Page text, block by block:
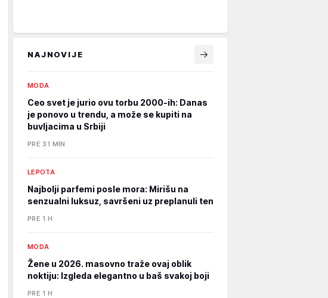
NAJNOVIJE
MODA
Ceo svet je jurio ovu torbu 2000-ih: Danas
je ponovo u trendu, a može se kupiti na
buvljacima u Srbiji
PRE 31 MIN
LEPOTA
Najbolji parfemi posle mora: Mirišu na
senzualni luksuz, savršeni uz preplanuli ten
PRE 1 H
MODA
Žene u 2026. masovno traže ovaj oblik
noktiju: Izgleda elegantno u baš svakoj boji
PRE 1 H